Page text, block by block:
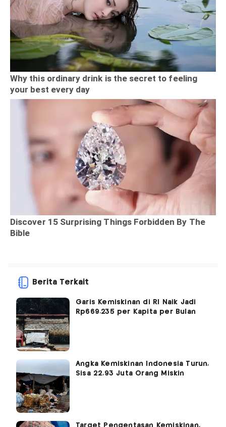
Berita Terkait
Garis Kemiskinan di RI Naik Jadi
Rp669.235 per Kapita per Bulan
Angka Kemiskinan Indonesia Turun,
Sisa 22,93 Juta Orang Miskin
Target Pengentasan Kemiskinan,